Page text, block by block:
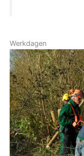
Werkdagen